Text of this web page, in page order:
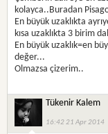
kolayca..Buradan
En büyük uzaklıkta
kısa uzaklıkta 3 birim
En büyük uzaklık=en
değer...
Olmazsa çizerim..
Tükenir Kalem
16:42 21 Apr 2014